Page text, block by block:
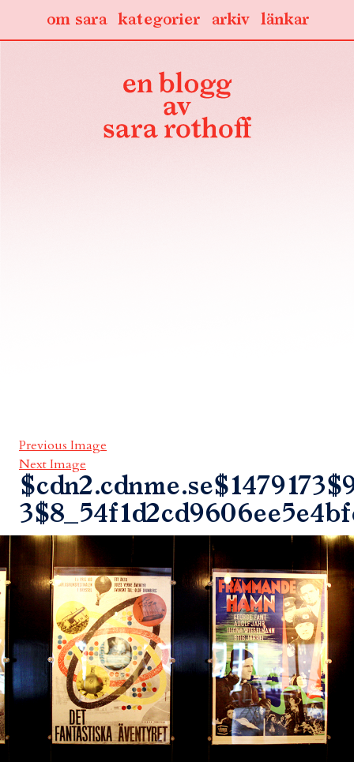
länkar
arkiv
kategorier
om sara
Previous Image
Next Image